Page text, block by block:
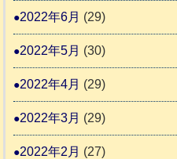
2022年6月 (29)
2022年5月 (30)
2022年4月 (29)
2022年3月 (29)
2022年2月 (27)